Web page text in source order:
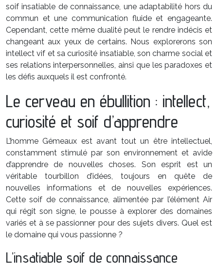
soif insatiable de connaissance, une adaptabilité hors du
commun et une communication fluide et engageante.
Cependant, cette même dualité peut le rendre indécis et
changeant aux yeux de certains. Nous explorerons son
intellect vif et sa curiosité insatiable, son charme social et
ses relations interpersonnelles, ainsi que les paradoxes et
les défis auxquels il est confronté.
Le cerveau en ébullition : intellect,
curiosité et soif d’apprendre
L’homme Gémeaux est avant tout un être intellectuel,
constamment stimulé par son environnement et avide
d’apprendre de nouvelles choses. Son esprit est un
véritable tourbillon d’idées, toujours en quête de
nouvelles informations et de nouvelles expériences.
Cette soif de connaissance, alimentée par l’élément Air
qui régit son signe, le pousse à explorer des domaines
variés et à se passionner pour des sujets divers. Quel est
le domaine qui vous passionne ?
L’insatiable soif de connaissance